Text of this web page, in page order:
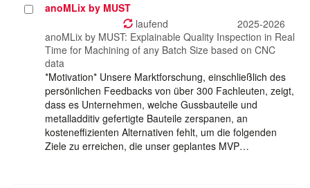
ProjektanoMLix by MUST
laufend
2025-2026
anoMLix by MUST: Explainable Quality Inspection in Real
Time for Machining of any Batch Size based on CNC
data
*Motivation* Unsere Marktforschung, einschließlich des
persönlichen Feedbacks von über 300 Fachleuten, zeigt,
dass es Unternehmen, welche Gussbauteile und
metalladditiv gefertigte Bauteile zerspanen, an
kosteneffizienten Alternativen fehlt, um die folgenden
Ziele zu erreichen, die unser geplantes MVP…